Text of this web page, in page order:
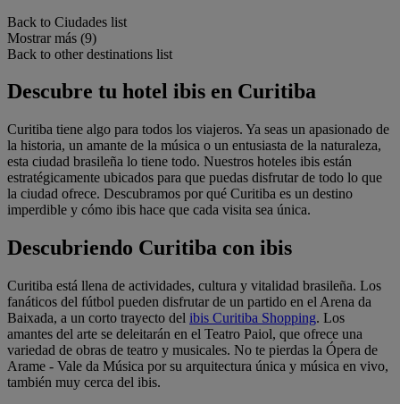
Back to Ciudades list
Mostrar más (9)
Back to other destinations list
Descubre tu hotel ibis en Curitiba
Curitiba tiene algo para todos los viajeros. Ya seas un apasionado de
la historia, un amante de la música o un entusiasta de la naturaleza,
esta ciudad brasileña lo tiene todo. Nuestros hoteles ibis están
estratégicamente ubicados para que puedas disfrutar de todo lo que
la ciudad ofrece. Descubramos por qué Curitiba es un destino
imperdible y cómo ibis hace que cada visita sea única.
Descubriendo Curitiba con ibis
Curitiba está llena de actividades, cultura y vitalidad brasileña. Los
fanáticos del fútbol pueden disfrutar de un partido en el Arena da
Baixada, a un corto trayecto del ibis Curitiba Shopping. Los
amantes del arte se deleitarán en el Teatro Paiol, que ofrece una
variedad de obras de teatro y musicales. No te pierdas la Ópera de
Arame - Vale da Música por su arquitectura única y música en vivo,
también muy cerca del ibis.